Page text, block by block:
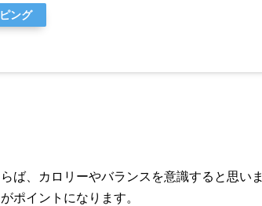
ング
ば、カロリーやバランスを意識すると思いま
ポイントになります。